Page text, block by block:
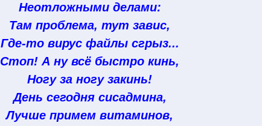
Неотложными делами:
Там проблема, тут завис,
Где-то вирус файлы сгрыз...
Стоп! А ну всё быстро кинь,
Ногу за ногу закинь!
День сегодня сисадмина,
Лучше примем витаминов,